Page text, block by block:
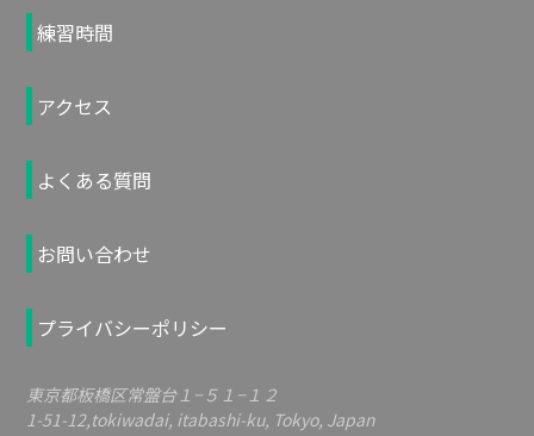
練習時間
アクセス
よくある質問
お問い合わせ
プライバシーポリシー
東京都板橋区常盤台１−５１−１２
1-51-12,tokiwadai, itabashi-ku, Tokyo, Japan